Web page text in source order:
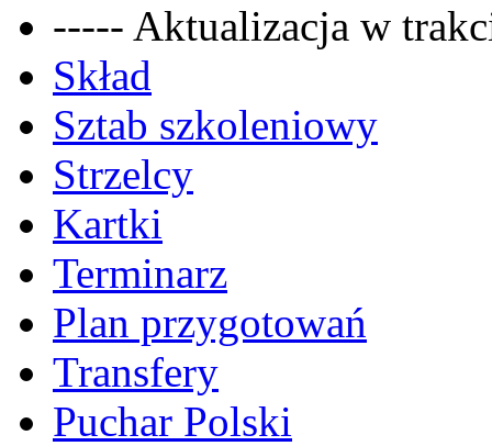
----- Aktualizacja w
Skład
Sztab szkoleniowy
Strzelcy
Kartki
Terminarz
Plan przygotowań
Transfery
Puchar Polski